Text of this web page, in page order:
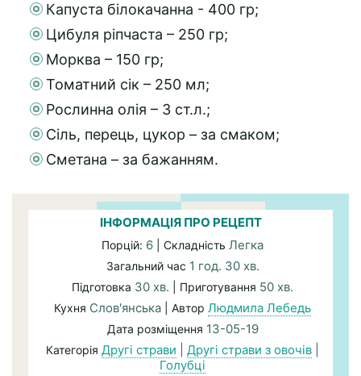
Капуста білокачанна - 400 гр;
Цибуля ріпчаста – 250 гр;
Морква – 150 гр;
Томатний сік – 250 мл;
Рослинна олія – 3 ст.л.;
Сіль, перець, цукор – за смаком;
Сметана – за бажанням.
ІНФОРМАЦІЯ ПРО РЕЦЕПТ
Порцій: 6 | Складність Легка
Загальний час 1 год. 30 хв.
Підготовка 30 хв. | Приготування 50 хв.
Кухня Слов'янська | Автор Людмила Лебедь
Дата розміщення 13-05-19
Категорія Другі страви Другі страви з овочів
Голубці